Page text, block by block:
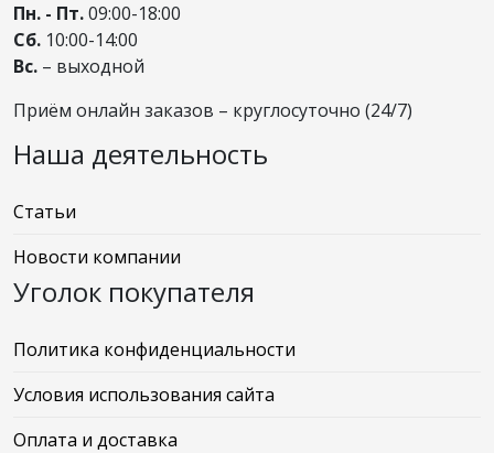
Пн. - Пт.09:00-18:00
Сб. 10:00-14:00
Вс. – выходной
Приём онлайн заказов – круглосуточно (24/7)
Наша деятельность
Статьи
Новости компании
Уголок покупателя
Политика конфиденциальности
Условия использования сайта
Оплата и доставка